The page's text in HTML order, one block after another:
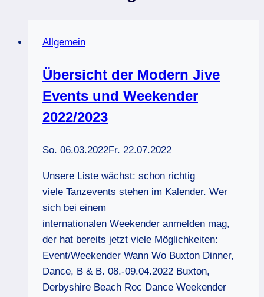
Allgemein
Übersicht der Modern Jive
Events und Weekender
2022/2023
So. 06.03.2022Fr. 22.07.2022
Unsere Liste wächst: schon richtig
viele Tanzevents stehen im Kalender. Wer
sich bei einem
internationalen Weekender anmelden mag,
der hat bereits jetzt viele Möglichkeiten:
Event/Weekender Wann Wo Buxton Dinner,
Dance, B & B. 08.-09.04.2022 Buxton,
Derbyshire Beach Roc Dance Weekender